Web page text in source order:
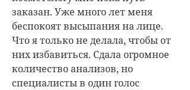
заказан. Уже много лет меня
беспокоят высыпания на лице.
Что я только не делала, чтобы от
них избавиться. Сдала огромное
количество анализов, но
специалисты в один голос